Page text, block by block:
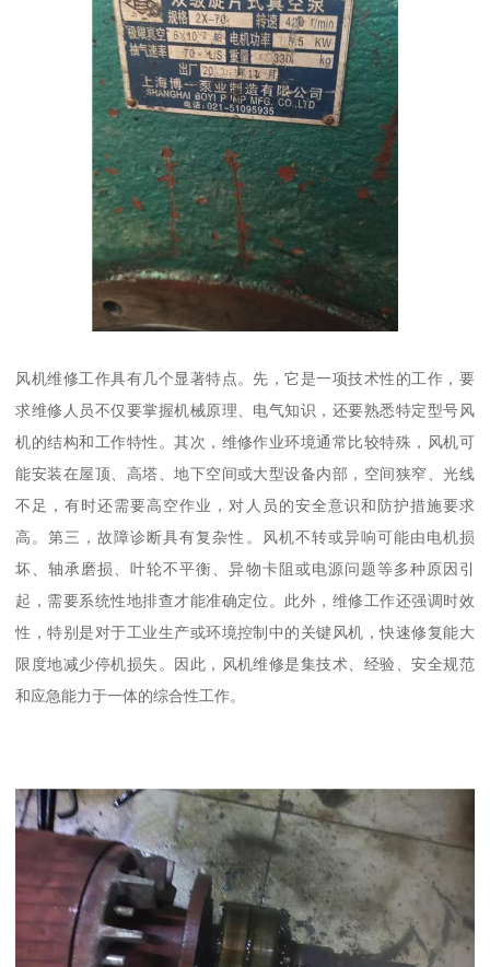
风机维修工作具有几个显著特点。先，它是一项技术性的工作，要
求维修人员不仅要掌握机械原理、电气知识，还要熟悉特定型号风
机的结构和工作特性。其次，维修作业环境通常比较特殊，风机可
能安装在屋顶、高塔、地下空间或大型设备内部，空间狭窄、光线
不足，有时还需要高空作业，对人员的安全意识和防护措施要求
高。第三，故障诊断具有复杂性。风机不转或异响可能由电机损
坏、轴承磨损、叶轮不平衡、异物卡阻或电源问题等多种原因引
起，需要系统性地排查才能准确定位。此外，维修工作还强调时效
性，特别是对于工业生产或环境控制中的关键风机，快速修复能大
限度地减少停机损失。因此，风机维修是集技术、经验、安全规范
和应急能力于一体的综合性工作。